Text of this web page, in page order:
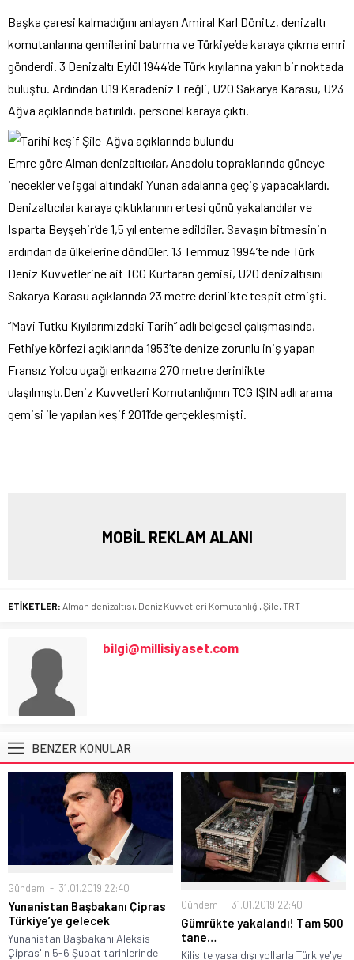
Başka çaresi kalmadığını anlayan Amiral Karl Dönitz, denizaltı
komutanlarına gemilerini batırma ve Türkiye’de karaya çıkma emri
gönderdi. 3 Denizaltı Eylül 1944’de Türk kıyılarına yakın bir noktada
buluştu. Ardından U19 Karadeniz Ereğli, U20 Sakarya Karasu, U23
Ağva açıklarında batırıldı, personel karaya çıktı.
Emre göre Alman denizaltıcılar, Anadolu topraklarında güneye
inecekler ve işgal altındaki Yunan adalarına geçiş yapacaklardı.
Denizaltıcılar karaya çıktıklarının ertesi günü yakalandılar ve
Isparta Beyşehir’de 1,5 yıl enterne edildiler. Savaşın bitmesinin
ardından da ülkelerine döndüler. 13 Temmuz 1994’te nde Türk
Deniz Kuvvetlerine ait TCG Kurtaran gemisi, U20 denizaltısını
Sakarya Karasu açıklarında 23 metre derinlikte tespit etmişti.
“Mavi Tutku Kıyılarımızdaki Tarih” adlı belgesel çalışmasında,
Fethiye körfezi açıklarında 1953’te denize zorunlu iniş yapan
Fransız Yolcu uçağı enkazına 270 metre derinlikte
ulaşılmıştı.Deniz Kuvvetleri Komutanlığının TCG IŞIN adlı arama
gemisi ile yapılan keşif 2011’de gerçekleşmişti.
MOBİL REKLAM ALANI
ETİKETLER: Alman denizaltısı, Deniz Kuvvetleri Komutanlığı, Şile, TRT
bilgi@millisiyaset.com
BENZER KONULAR
Gündem 31.01.2019 22:40
Yunanistan Başbakanı Çipras
Türkiye’ye gelecek
Yunanistan Başbakanı Aleksis
Çipras'ın 5-6 Şubat tarihlerinde
Gündem 31.01.2019 22:40
Gümrükte yakalandı! Tam 500
tane…
Kilis'te yasa dışı yollarla Türkiye'ye